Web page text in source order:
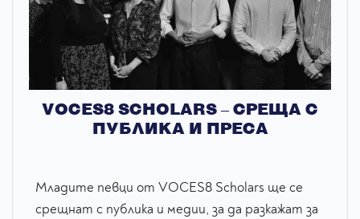
VOCES8 SCHOLARS – СРЕЩА С
ПУБЛИКА И ПРЕСА
Младите певци от VOCES8 Scholars ще се
срещнат с публика и медии, за да разкажат за